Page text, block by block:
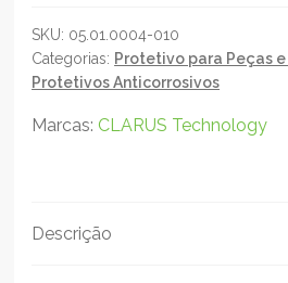
Protetivo
Anticorrosivo
Seco
-
SKU: 05.01.0004-010
Categorias: Protetivo para Peças
Protetivos Anticorrosivos
Marcas: CLARUS Technology
Descrição